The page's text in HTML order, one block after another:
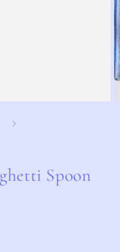
Spoon